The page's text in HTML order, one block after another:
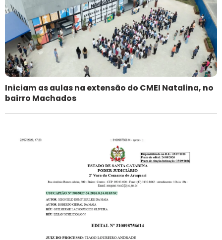
Iniciam as aulas na extensão do CMEI Natalina, no
bairro Machados